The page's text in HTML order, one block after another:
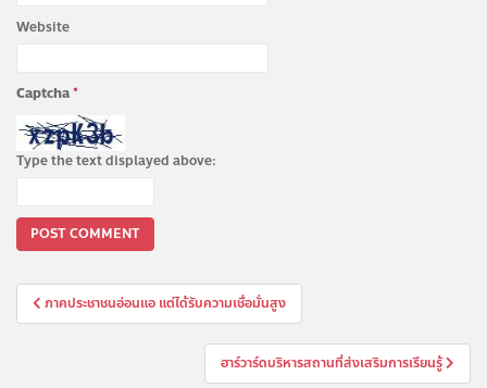
Website
Captcha*
Type the text displayed above:
ภาคประชาชนอ่อนแอ แต่ได้รับความเชื่อมั่นสูง
ฮาร์วาร์ดบริหารสถานที่ส่งเสริมการเรียนรู้